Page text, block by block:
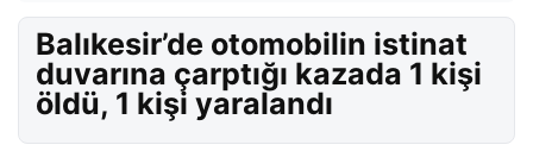
Balıkesir’de otomobilin istinat
duvarına çarptığı kazada 1 kişi
öldü, 1 kişi yaralandı